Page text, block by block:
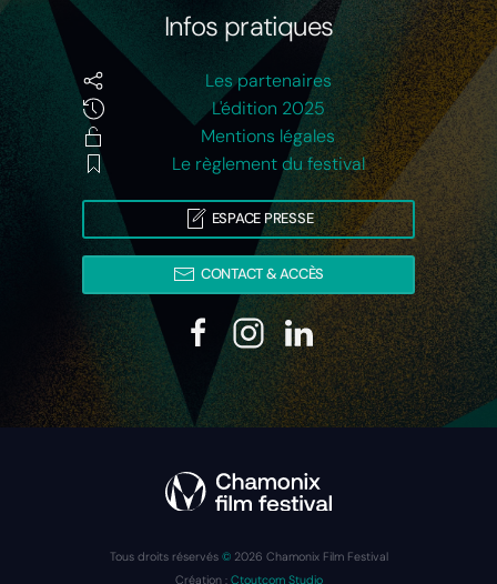
Infos pratiques
Les partenaires
L'édition 2025
Mentions légales
Le règlement du festival
ESPACE PRESSE
CONTACT & ACCÈS
Tous droits réservés © 2026 Chamonix Film Festival
Création : Ctoutcom Studio